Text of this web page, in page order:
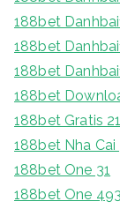
188bet
188bet
188bet
188bet
188bet Gratis
188bet Nha Cai
188bet One 31
188bet One 493